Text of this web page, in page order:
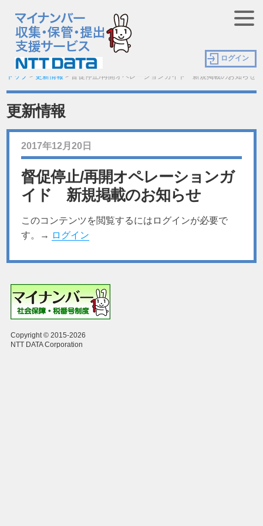
ログイン
トップ > 更新情報 > 督促停止/再開オペレーションガイド 新規掲載のお知らせ
更新情報
2017年12月20日
督促停止/再開オペレーションガ
イド 新規掲載のお知らせ
このコンテンツを閲覧するにはログインが必要で
す。→ ログイン
Copyright © 2015-2026
NTT DATA Corporation